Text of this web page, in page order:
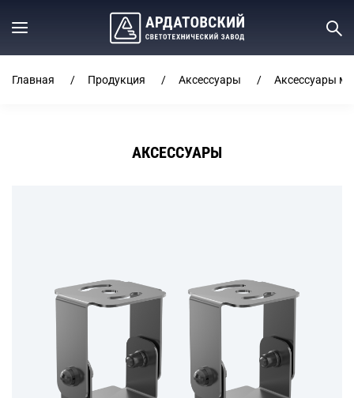
Главная Продукция Аксессуары Аксессуары
АКСЕССУАРЫ